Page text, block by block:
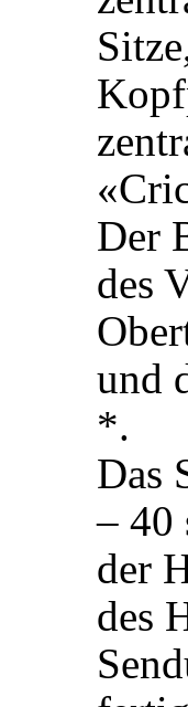
Der
des
und
*.
Das
– 40
der
des